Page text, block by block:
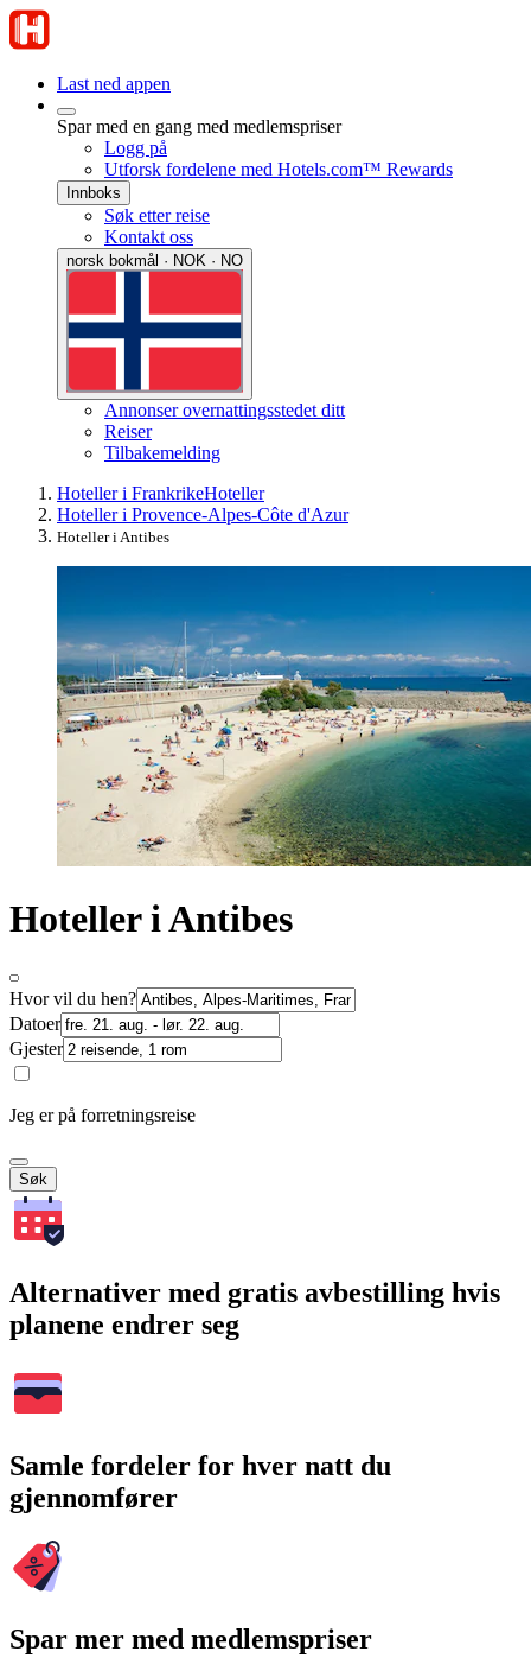
Last ned appen
Spar med en gang med medlemspriser
Logg på
Utforsk fordelene med Hotels.com™ Rewards
Innboks
Søk etter reise
Kontakt oss
norsk bokmål · NOK · NO
Annonser overnattingsstedet ditt
Reiser
Tilbakemelding
Hoteller i FrankrikeHoteller
Hoteller i Provence-Alpes-Côte d'Azur
Hoteller i Antibes
Hoteller i Antibes
Hvor vil du hen?
Datoer
Gjester
Jeg er på forretningsreise
Søk
Alternativer med gratis avbestilling hvis
planene endrer seg
Samle fordeler for hver natt du
gjennomfører
Spar mer med medlemspriser